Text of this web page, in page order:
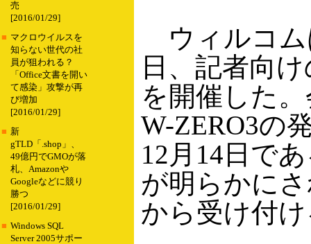
売
[2016/01/29]
■ マクロウイルスを
知らない世代の社
員が狙われる？
「Office文書を開い
て感染」攻撃が再
び増加
[2016/01/29]
■ 新
gTLD「.shop」、
49億円でGMOが落
札、Amazonや
Googleなどに競り
勝つ
[2016/01/29]
■ Windows SQL
Server 2005サポー
ウィルコム
日、記者向
を開催した
W-ZERO3の
12月14日で
が明らかに
から受け付